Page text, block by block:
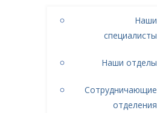
Наши
специалисты
Наши отделы
Сотрудничающие
отделения